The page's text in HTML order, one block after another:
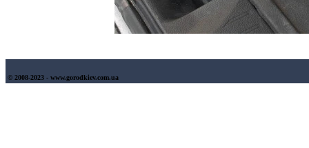
© 2008-2023 - www.gorodkiev.com.ua